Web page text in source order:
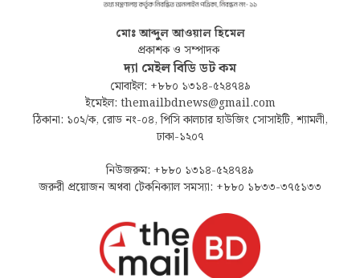
মোঃ আব্দুল আওয়াল হিমেল
প্রকাশক ও সম্পাদক
দ্যা মেইল বিডি ডট কম
মোবাইল: +৮৮০ ১৩১৪-৫২৪৭৪৯
ইমেইল: themailbdnews@gmail.com
ঠিকানা: ১০২/ক, রোড নং-০৪, পিসি কালচার হাউজিং সোসাইটি, শ্যামলী,
ঢাকা-১২০৭
নিউজরুম: +৮৮০ ১৩১৪-৫২৪৭৪৯
জরুরী প্রয়োজন অথবা টেকনিক্যাল সমস্যা: +৮৮০ ১৮৩৩-৩৭৫১৩৩